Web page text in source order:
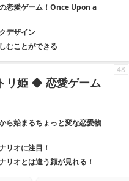
恋愛ゲーム！Once Upon a
デザイン
むことができる
リ姫 ◆ 恋愛ゲーム
ら始まるちょっと変な恋愛物
リオに注目！
リオとは違う顔が見れる！
48